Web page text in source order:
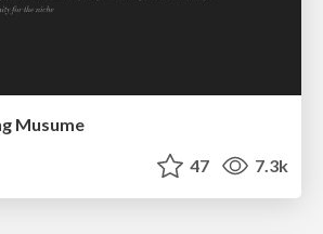
Musume
47 7.3k